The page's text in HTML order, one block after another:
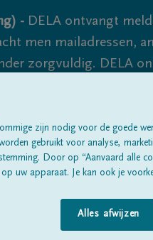
- DELA ontvangt
men mailadressen,
zorgvuldig. DELA
te sluiten, dus blijf
Alle
zijn nodig voor de goede
gebruikt voor analyse,
Door op “Aanvaard alle
uw apparaat. Je kan ook je
Alles afwijzen